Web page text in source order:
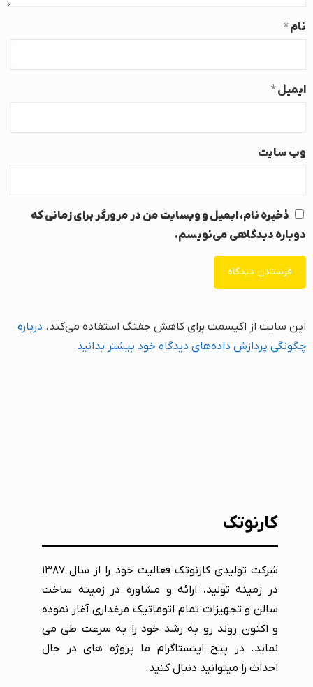
نام*
ایمیل*
وب‌ سایت
ذخیره نام، ایمیل و وبسایت من در مرورگر برای زمانی که
دوباره دیدگاهی می‌نویسم.
این سایت از اکیسمت برای کاهش جفنگ استفاده می‌کند. درباره
چگونگی پردازش داده‌های دیدگاه خود بیشتر بدانید.
کارنوتک
شرکت تولیدی کارنوتک فعالیت خود را از سال ۱۳۸۷
در زمینه تولید، ارائه و مشاوره در زمینه ساخت
سالن و تجهیزات تمام اتوماتیک مرغداری آغاز نموده
و اکنون روند رو به رشد خود را به سرعت طی می
نماید. در پیج اینستاگرام ما پروژه های در حال
احداث را میتوانید دنبال کنید.